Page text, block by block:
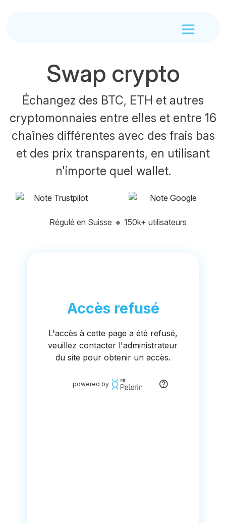
Swap crypto
Échangez des BTC, ETH et autres
cryptomonnaies entre elles et entre 16
chaînes différentes avec des frais bas
et des prix transparents, en utilisant
n'importe quel wallet.
Régulé en Suisse 🔸 150k+ utilisateurs